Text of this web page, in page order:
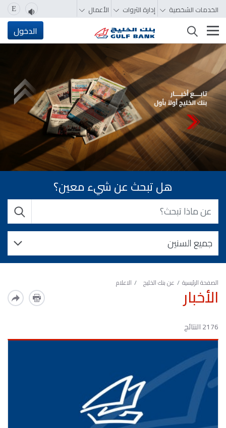
الخدمات الشخصية إدارة الثروات الأعمال E
تغيير التصفّح الدخول
هل تبحث عن شيء معين؟
الصفحة الرئيسية عن بنك الخليج الاعلام
الأخبار
2176 النتائج